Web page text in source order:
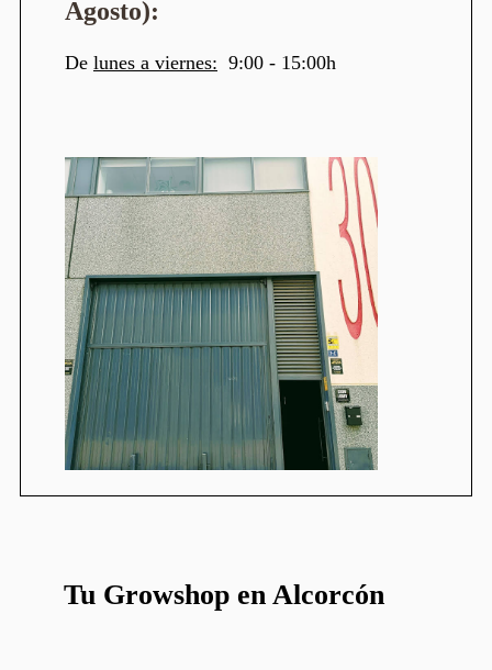
Agosto):
De lunes a viernes: 9:00 - 15:00h
Tu Growshop en Alcorcón